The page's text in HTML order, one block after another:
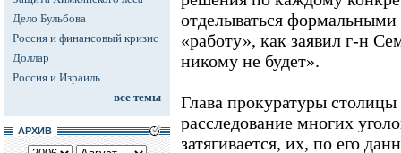
Дело Бульбова
Россия и финансовый кризис
Доллар
Россия и Израиль
все темы
АРХИВ
отделываться
«работу», как заявил г-н
никому не будет».
Глава прокуратуры столицы
расследование многих
затягивается, их, по его